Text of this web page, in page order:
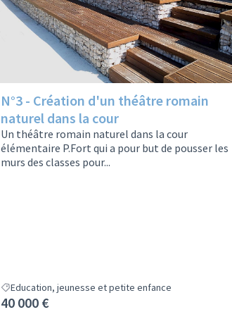
N°3 - Création d'un théâtre romain
naturel dans la cour
Un théâtre romain naturel dans la cour
élémentaire P.Fort qui a pour but de pousser les
murs des classes pour...
Education, jeunesse et petite enfance
40 000 €